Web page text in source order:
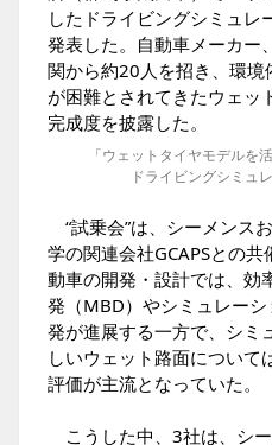
したドライビングシミュレ
発表した。自動車メーカー
関から約20人を招き、環
が困難とされてきたウェッ
完成度を披露した。
「ウェットタイ
ドライビングシミュ
“試乗会”は、シーメンス
学の関連会社GCAPSとの
動車の開発・設計では、効
発（MBD）やシミュレー
発が進展する一方で、シミ
しいウェット路面について
評価が主流となっていた。
こうした中、3社は、シ